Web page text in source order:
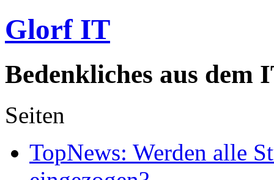
Glorf IT
Bedenkliches aus dem
Seiten
TopNews: Werden alle